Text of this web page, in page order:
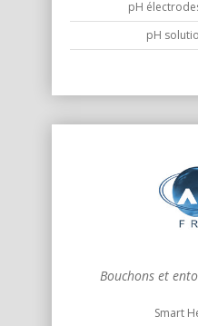
pH
pH
Bouchons et
Smart